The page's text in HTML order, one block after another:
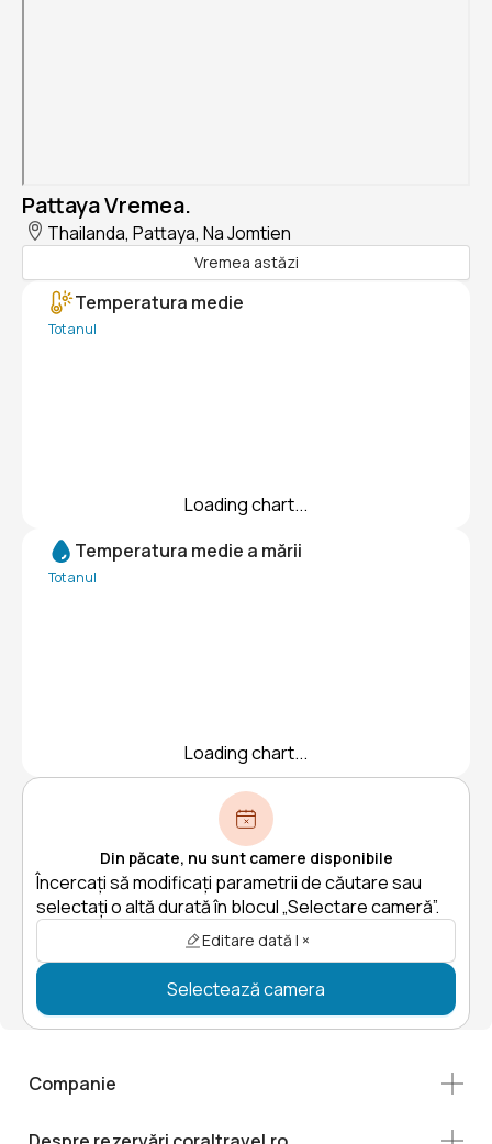
Pattaya Vremea.
Thailanda, Pattaya, Na Jomtien
Vremea astăzi
Temperatura medie
Tot anul
Loading chart...
Temperatura medie a mării
Tot anul
Loading chart...
Din păcate, nu sunt camere disponibile
Încercați să modificați parametrii de căutare sau
selectați o altă durată în blocul „Selectare cameră”.
Editare dată | ×
Selectează camera
Companie